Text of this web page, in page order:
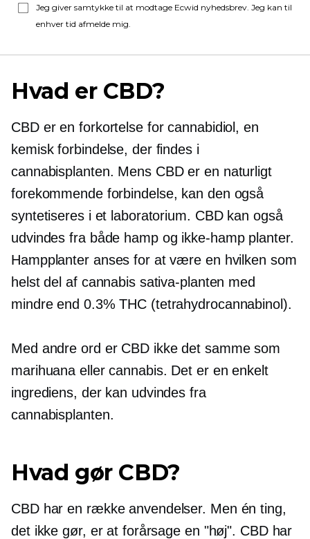
Jeg giver samtykke til at modtage Ecwid nyhedsbrev. Jeg kan til
enhver tid afmelde mig.
Hvad er CBD?
CBD er en forkortelse for cannabidiol, en
kemisk forbindelse, der findes i
cannabisplanten. Mens CBD er en naturligt
forekommende forbindelse, kan den også
syntetiseres i et laboratorium. CBD kan også
udvindes fra både hamp og ikke-hampplanter.
Hampplanter anses for at være en hvilken som
helst del af cannabis sativa-planten med
mindre end 0.3% THC (tetrahydrocannabinol).
Med andre ord er CBD ikke det samme som
marihuana eller cannabis. Det er en enkelt
ingrediens, der kan udvindes fra
cannabisplanten.
Hvad gør CBD?
CBD har en række anvendelser. Men én ting,
det ikke gør, er at forårsage en "høj". CBD har